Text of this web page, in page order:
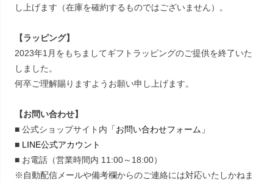
し上げます（在庫を確約するものではございません）。
【ラッピング】
2023年1月をもちましてギフトラッピングのご提供を終了いた
しました。
何卒ご理解賜りますようお願い申し上げます。
【お問い合わせ】
■ 公式ショップサイト内 「お問い合わせフォーム」
■ LINE公式アカウント
■ お電話（営業時間内 11:00～18:00）
※自動配信メールや備考欄からのご連絡には対応いたしかねま